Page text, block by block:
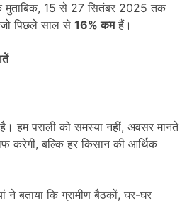
मुताबिक, 15 से 27 सितंबर 2025 तक
पिछले साल से 16%कमहैं।
हम पराली को समस्या नहीं, अवसर मानते
करेगी, बल्कि हर किसान की आर्थिक
ने बताया कि ग्रामीण बैठकों, घर-घर